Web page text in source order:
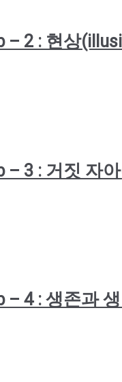
– 2 : 현상
– 3 : 거짓 자
– 4 : 생존과